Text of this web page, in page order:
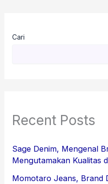
Cari
Recent Posts
Sage Denim, Mengenal
Mengutamakan Kualitas
Momotaro Jeans, Brand